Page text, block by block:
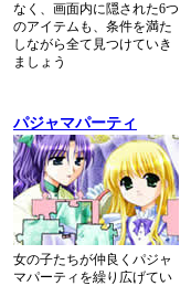
なく、画面内に隠された6つ
のアイテムも、条件を満た
しながら全て見つけていき
ましょう
パジャマパーティ
女の子たちが仲良くパジャ
マパーティを繰り広げてい